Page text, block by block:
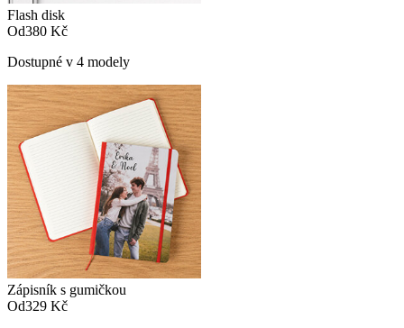
Flash disk
Od380 Kč
Dostupné v 4 modely
Zápisník s gumičkou
Od329 Kč